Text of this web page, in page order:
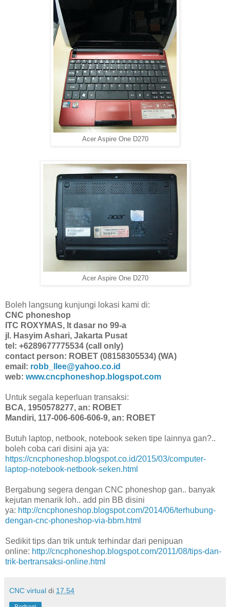
Acer Aspire One D270
Acer Aspire One D270
Boleh langsung kunjungi lokasi kami di:
CNC phoneshop
ITC ROXYMAS, lt dasar no 99-a
jl. Hasyim Ashari, Jakarta Pusat
tel: +6289677775534 (call only)
contact person: ROBET (08158305534) (WA)
email: robb_llee@yahoo.co.id
web: www.cncphoneshop.blogspot.com
Untuk segala keperluan transaksi:
BCA, 1950578277, an: ROBET
Mandiri, 117-006-606-606-9, an: ROBET
Butuh laptop, netbook, notebook seken tipe lainnya gan?..
boleh coba cari disini aja ya:
https://cncphoneshop.blogspot.co.id/2015/03/computer-
laptop-notebook-netbook-seken.html
Bergabung segera dengan CNC phoneshop gan.. banyak
kejutan menarik loh.. add pin BB disini
ya: http://cncphoneshop.blogspot.com/2014/06/terhubung-
dengan-cnc-phoneshop-via-bbm.html
Sedikit tips dan trik untuk terhindar dari penipuan
online: http://cncphoneshop.blogspot.com/2011/08/tips-dan-
trik-bertransaksi-online.html
CNC virtual di 17.54